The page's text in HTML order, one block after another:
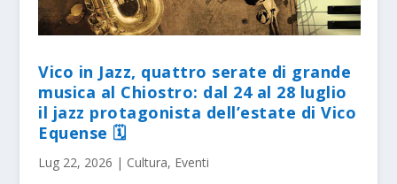
Vico in Jazz, quattro serate di grande
musica al Chiostro: dal 24 al 28 luglio
il jazz protagonista dell’estate di Vico
Equense 🗓
Lug 22, 2026 | Cultura, Eventi